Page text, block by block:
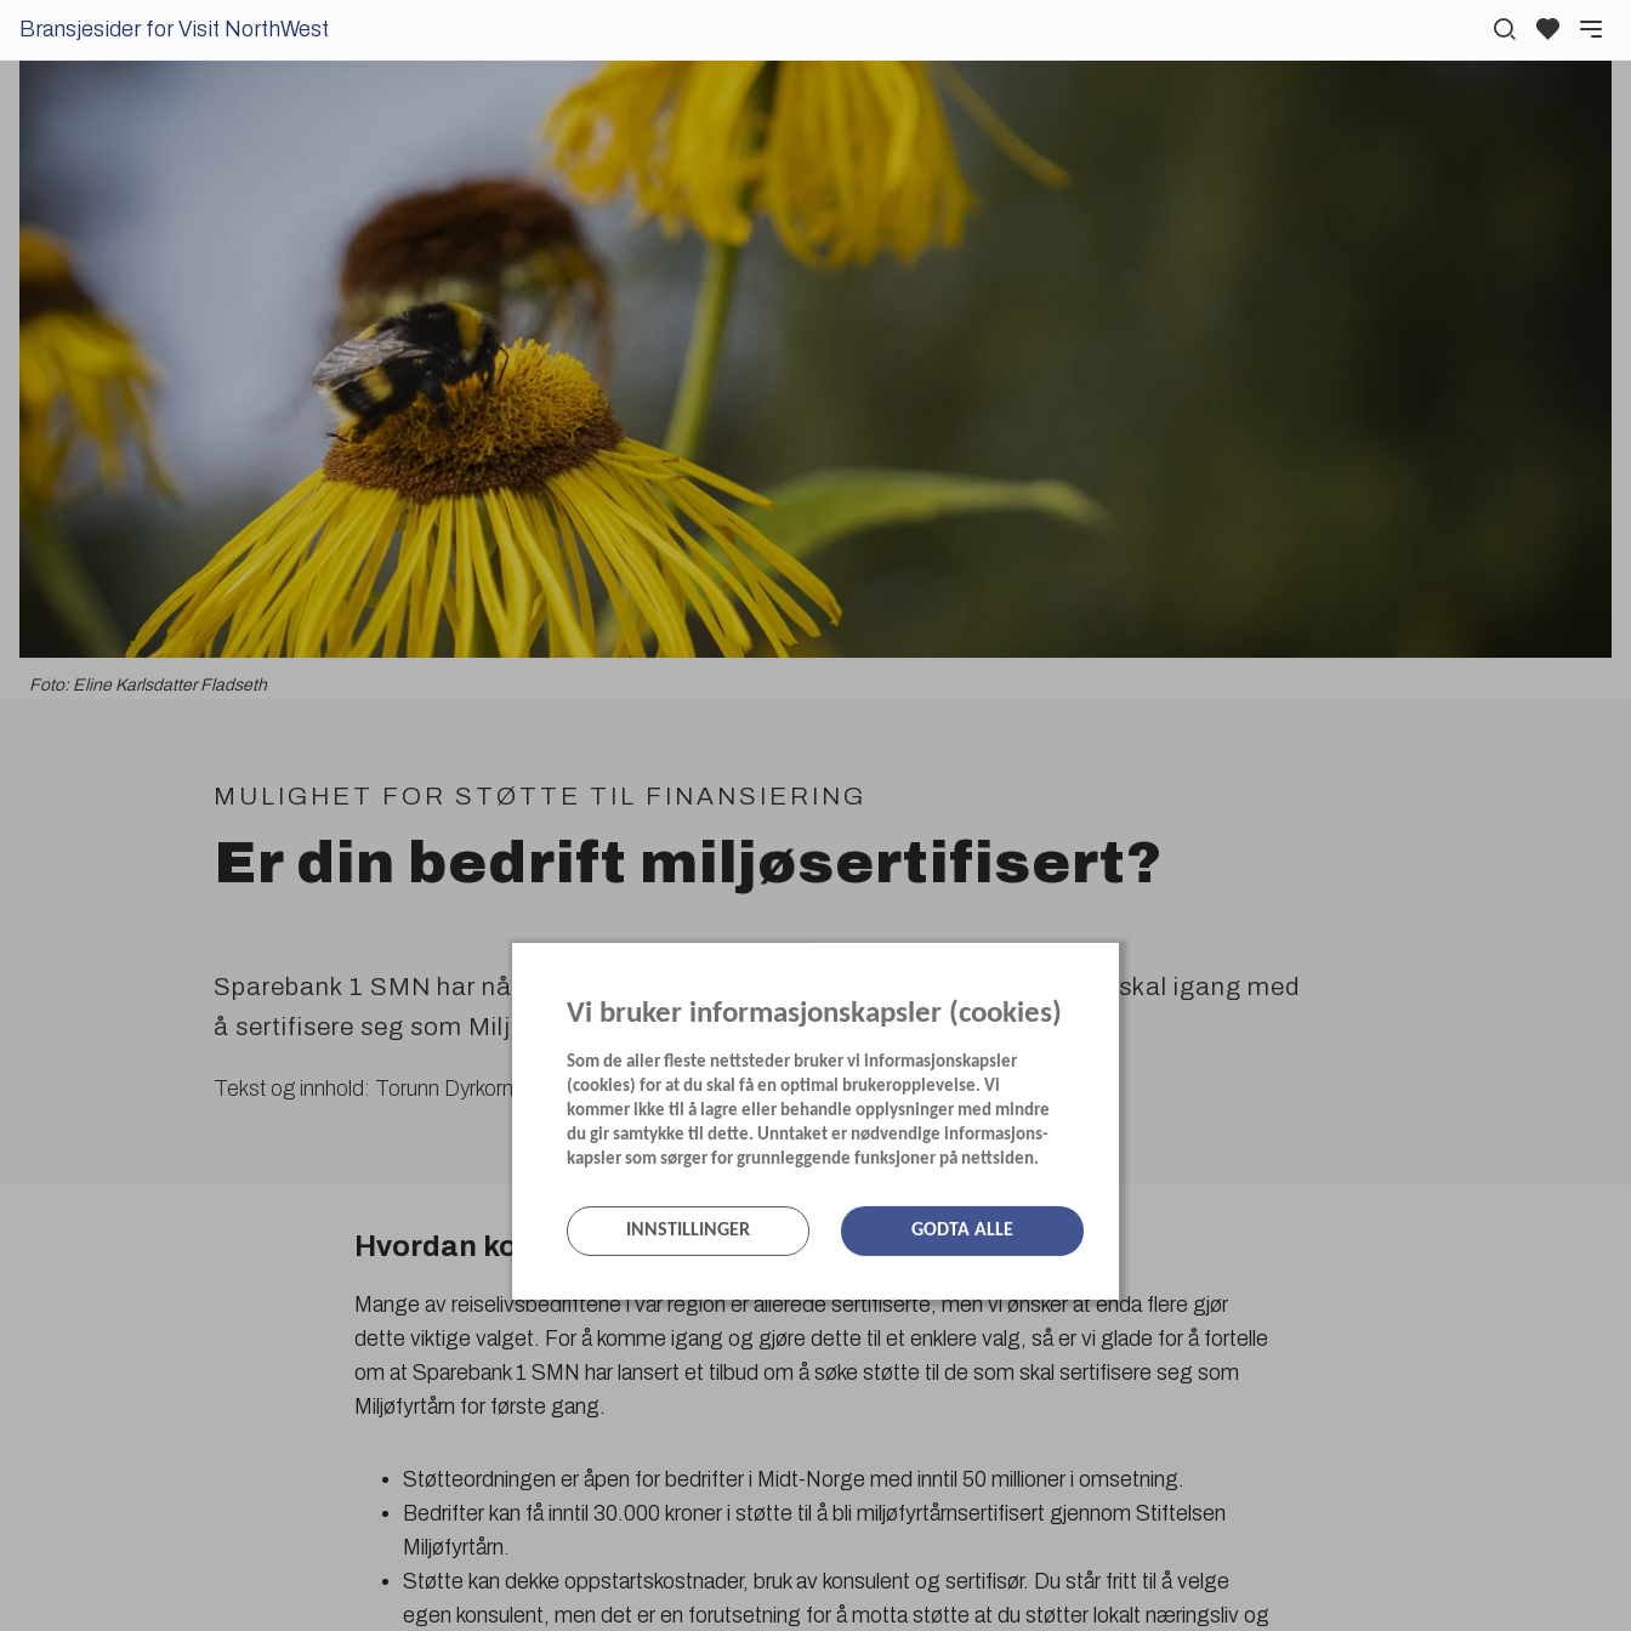
Bransjesider for Visit NorthWest
Foto: Eline Karlsdatter Fladseth
MULIGHET FOR STØTTE TIL FINANSIERING
Er din bedrift miljøsertifisert?
Sparebank 1 SMN har nå en egen støtteordning som kan benyttes hvis man skal igang med
å sertifisere seg som Miljøfyrtårn for første gang.
Tekst og innhold: Torunn Dyrkorn
Hvordan komme igang?
Mange av reiselivsbedriftene i vår region er allerede sertifiserte, men vi ønsker at enda flere gjør
dette viktige valget. For å komme igang og gjøre dette til et enklere valg, så er vi glade for å fortelle
om at Sparebank 1 SMN har lansert et tilbud om å søke støtte til de som skal sertifisere seg som
Miljøfyrtårn for første gang.
Støtteordningen er åpen for bedrifter i Midt-Norge med inntil 50 millioner i omsetning.
Bedrifter kan få inntil 30.000 kroner i støtte til å bli miljøfyrtårnsertifisert gjennom Stiftelsen
Miljøfyrtårn.
Støtte kan dekke oppstartskostnader, bruk av konsulent og sertifisør. Du står fritt til å velge
egen konsulent, men det er en forutsetning for å motta støtte at du støtter lokalt næringsliv og
Vi bruker informasjonskapsler (cookies)
Som de aller fleste nettsteder bruker vi informasjonskapsler
(cookies) for at du skal få en optimal brukeropplevelse. Vi
kommer ikke til å lagre eller behandle opplysninger med mindre
du gir samtykke til dette. Unntaket er nødvendige informasjons-
kapsler som sørger for grunnleggende funksjoner på nettsiden.
INNSTILLINGER GODTA ALLE